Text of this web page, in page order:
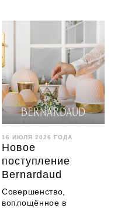
16 ИЮЛЯ 2026 ГОДА
Новое
поступление
Bernardaud
Совершенство,
воплощённое в